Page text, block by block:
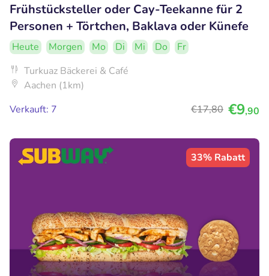
Frühstücksteller oder Cay-Teekanne für 2
Personen + Törtchen, Baklava oder Künefe
Heute Morgen Mo Di Mi Do
Fr
Turkuaz Bäckerei & Café
Aachen (1km)
Verkauft: 7
€17,80 €9,90
33% Rabatt